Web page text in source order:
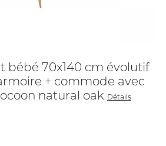
bébé 70x140 cm évolutif
+ commode avec
natural oak Détails